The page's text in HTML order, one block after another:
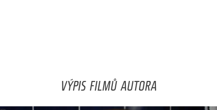
VÝPIS FILMŮ AUTORA